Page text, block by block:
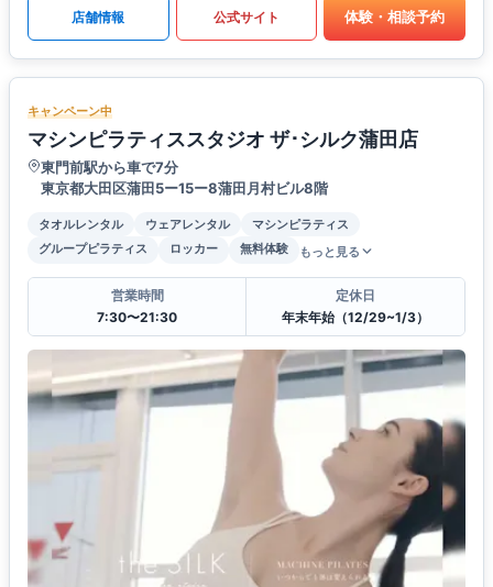
店舗情報 公式サイト 体験・相談予約
キャンペーン中
マシンピラティススタジオ ザ･シルク蒲田店
東門前駅から車で7分
東京都大田区蒲田5ー15ー8蒲田月村ビル8階
タオルレンタル ウェアレンタル
マシンピラティス
グループピラティス
ロッカー 無料体験 もっと見る
営業時間
7:30〜21:30
定休日
年末年始（12/29~1/3）